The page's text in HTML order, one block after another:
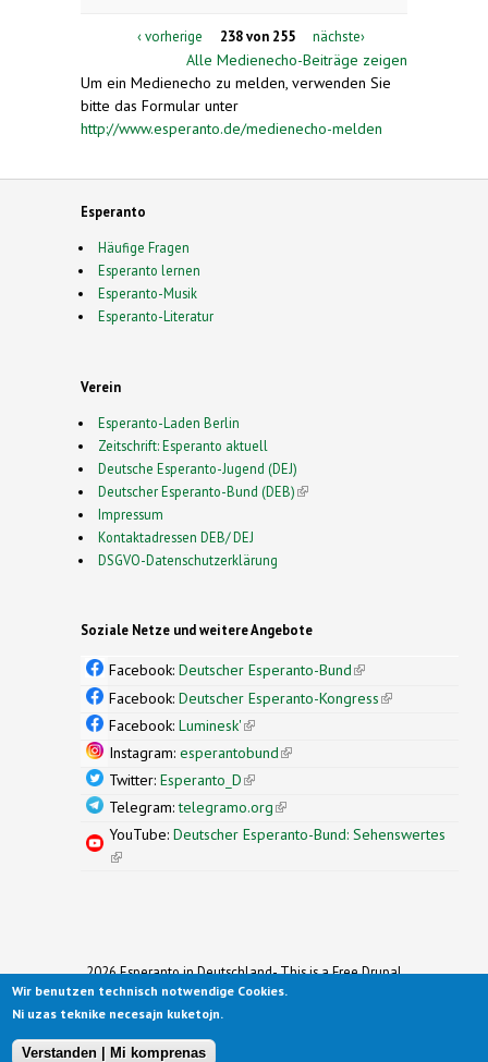
‹ vorherige 238 von 255 nächste›
Alle Medienecho-Beiträge zeigen
Um ein Medienecho zu melden, verwenden Sie
bitte das Formular unter
http://www.esperanto.de/medienecho-melden
Esperanto
Häufige Fragen
Esperanto lernen
Esperanto-Musik
Esperanto-Literatur
Verein
Esperanto-Laden Berlin
Zeitschrift: Esperanto aktuell
Deutsche Esperanto-Jugend (DEJ)
Deutscher Esperanto-Bund (DEB)(link is external)
Impressum
Kontaktadressen DEB/ DEJ
DSGVO-Datenschutzerklärung
Soziale Netze und weitere Angebote
Facebook: Deutscher Esperanto-Bund(link is
external)
Facebook: Deutscher Esperanto-Kongress(link is
Facebook: Luminesk'(link is external)
Instagram: esperantobund(link is external)
Twitter: Esperanto_D(link is external)
Telegram:telegramo.org(link is external)
YouTube: Deutscher Esperanto-Bund: Sehenswertes
(link is external)
2026 Esperanto in Deutschland- This is a Free Drupal
Theme
Ported to Drupal for the Open Source Community by
Original design by
Wir benutzen technisch notwendige Cookies.
Ni uzas teknike necesajn kuketojn.
Verstanden | Mi komprenas